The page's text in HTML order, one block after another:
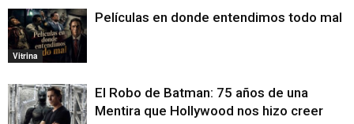
Vitrina
Películas en donde entendimos todo mal
El Robo de Batman: 75 años de una
Mentira que Hollywood nos hizo creer